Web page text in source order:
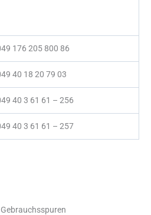
176 205 800 86
40 18 20 79 03
40 3 61 61 – 256
40 3 61 61 – 257